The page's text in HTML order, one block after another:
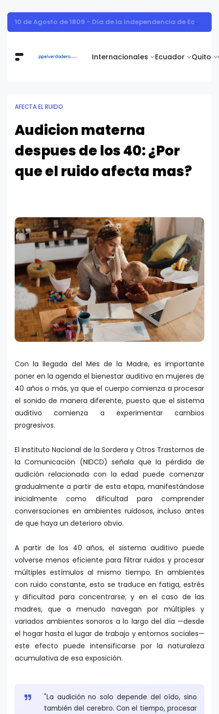
Internacionales Ecuador Quito
Vita Alimentos destaca el trabajo del campo como el primer paso hacia productos de excelencia.
AFECTA EL RUIDO
Audicion materna
despues de los 40: ¿Por
que el ruido afecta mas?
Con la llegada del Mes de la Madre, es importante
poner en la agenda el bienestar auditivo en mujeres de
40 años o más, ya que el cuerpo comienza a procesar
el sonido de manera diferente, puesto que el sistema
auditivo comienza a experimentar cambios
progresivos.
El Instituto Nacional de la Sordera y Otros Trastornos de
la Comunicación (NIDCD) señala que la pérdida de
audición relacionada con la edad puede comenzar
gradualmente a partir de esta etapa, manifestándose
inicialmente como dificultad para comprender
conversaciones en ambientes ruidosos, incluso antes
de que haya un deterioro obvio.
A partir de los 40 años, el sistema auditivo puede
volverse menos eficiente para filtrar ruidos y procesar
múltiples estímulos al mismo tiempo. En ambientes
con ruido constante, esto se traduce en fatiga, estrés
y dificultad para concentrarse; y en el caso de las
madres, que a menudo navegan por múltiples y
variados ambientes sonoros a lo largo del día —desde
el hogar hasta el lugar de trabajo y entornos sociales—
este efecto puede intensificarse por la naturaleza
acumulativa de esa exposición.
"La audición no solo depende del oído, sino
también del cerebro. Con el tiempo, procesar